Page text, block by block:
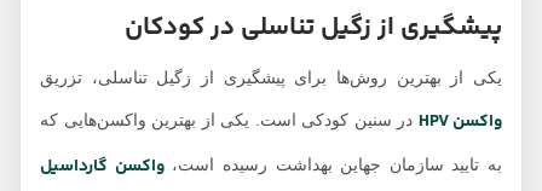
پیشگیری از زگیل تناسلی در کودکان
یکی از بهترین روش‌ها برای پیشگیری از زگیل تناسلی، تزریق
واکسن HPV در سنین کودکی است. یکی از بهترین واکسن‌هایی که
به تایید سازمان جهاین بهداشت رسیده است،واکسن گارداسیل